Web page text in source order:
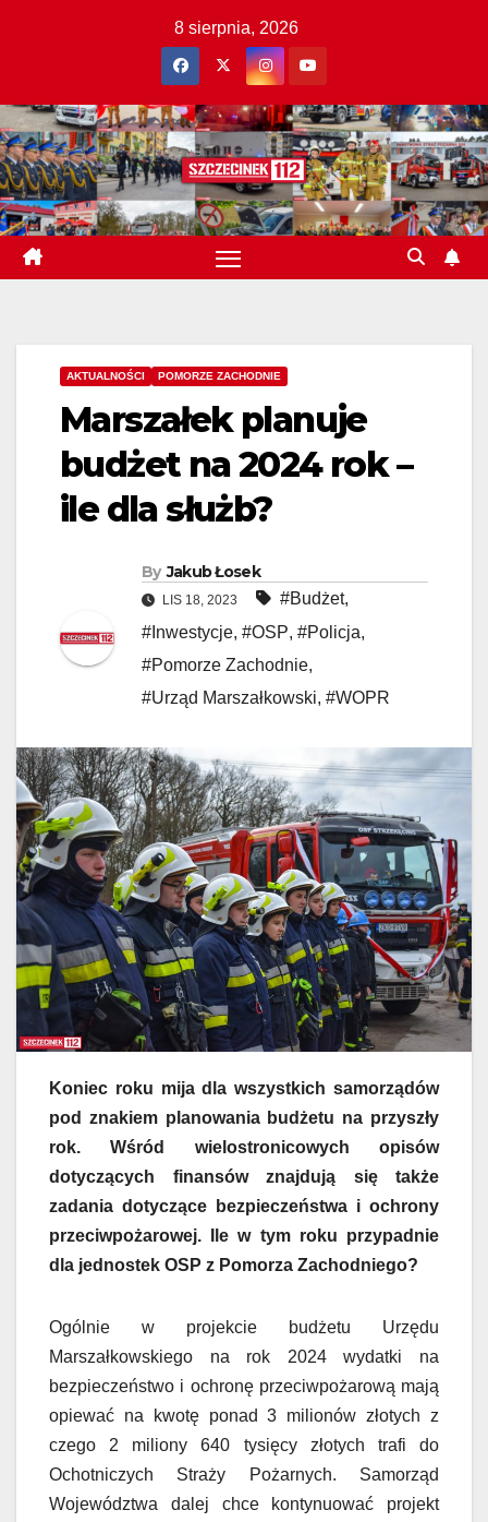
8 sierpnia, 2026
AKTUALNOŚCI POMORZE ZACHODNIE
Marszałek planuje
budżet na 2024 rok –
ile dla służb?
By Jakub Łosek
LIS 18, 2023 #Budżet,
#Inwestycje, #OSP, #Policja,
#Pomorze Zachodnie,
#Urząd Marszałkowski, #WOPR
Koniec roku mija dla wszystkich samorządów
pod znakiem planowania budżetu na przyszły
rok. Wśród wielostronicowych opisów
dotyczących finansów znajdują się także
zadania dotyczące bezpieczeństwa i ochrony
przeciwpożarowej. Ile w tym roku przypadnie
dla jednostek OSP z Pomorza Zachodniego?
Ogólnie w projekcie budżetu Urzędu
Marszałkowskiego na rok 2024 wydatki na
bezpieczeństwo i ochronę przeciwpożarową mają
opiewać na kwotę ponad 3 milionów złotych z
czego 2 miliony 640 tysięcy złotych trafi do
Ochotniczych Straży Pożarnych. Samorząd
Województwa dalej chce kontynuować projekt